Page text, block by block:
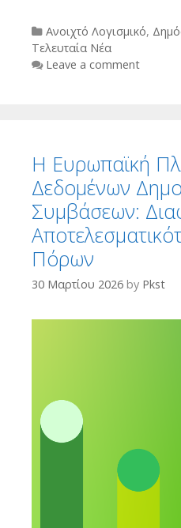
Categories
Ανοιχτό Λογισμικό,
Τελευταία Νέα
Leave a comment
Η Ευρωπαϊκή
Δεδομένων
Συμβάσεων:
Πόρων
30 Μαρτίου 2026 by Pkst